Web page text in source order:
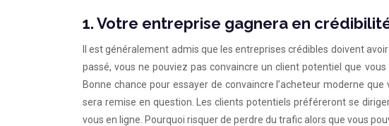
1. Votre entreprise gagnera en
Il est généralement admis que les entreprises crédibles doivent
passé, vous ne pouviez pas convaincre un client potentiel que
Bonne chance pour essayer de convaincre l’acheteur moderne
sera remise en question. Les clients potentiels préféreront se
vous en ligne. Pourquoi risquer de perdre du trafic alors que vous